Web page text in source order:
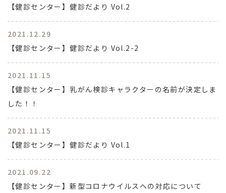
【健診センター】健診だより Vol.2
2021.12.29
【健診センター】健診だより Vol.2-2
2021.11.15
【健診センター】乳がん検診キャラクターの名前が決定しま
した！！
2021.11.15
【健診センター】健診だより Vol.1
2021.09.22
【健診センター】新型コロナウイルスへの対応について